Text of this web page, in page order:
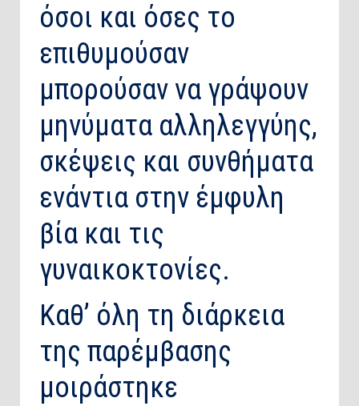
όσοι και όσες το
επιθυμούσαν
μπορούσαν να γράψουν
μηνύματα αλληλεγγύης,
σκέψεις και συνθήματα
ενάντια στην έμφυλη
βία και τις
γυναικοκτονίες.
Καθ’ όλη τη διάρκεια
της παρέμβασης
μοιράστηκε